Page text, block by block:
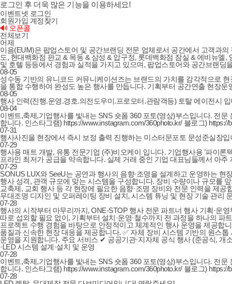
로그인 후 더욱 많은 기능을 이용하세요!
이벤트넷 로그인
회원가입 계정찾기
🔊 오픈콜
전체보기
어제
이음(EUM)은 팝업스토어 및 공간브랜딩 전문 업체로서 공간에서 고객과
도, 현대백화점 판교 & 목동 & 삼성 & 압구정, 롯데백화점 잠실 & 에비뉴엘
및 호텔 등등에서 경험과 실적을 가지고 있으며, 팝업스토어와 공간브랜
08-05
성수동 기반의 유니코드 커뮤니케이션즈는 브랜드의 가치를 감각적으로
을 통합 수행하여 완성도 높은 행사를 만듭니다. 기획부터 공간연출 현장
08-05
행사 인력(진행.운영.경호.의전도우미.프로모터.관람객등) 토탈 에이전시
08-04
이벤트,축제,기업행사를 빛내는 SNS 숏폼 360 포토(영상)부스입니다. 전
합니다. 인스타그램) https://www.instagram.com/360photo.kr/ 블로그)
07-31
행사사진을 현장에서 즉시 보정 출력 진행하는 미스터문포토 문성준실장
07-29
행사용 매트 개발, 유통 전문기업 (주)비오케이 입니다. 기업행사용 '파이
프라인 최저가 공급을 약속합니다. 실제 거래 중인 기업 대표님들께서 아
07-29
SONUS LUX와 SeeU는 공연과 행사의 음향·조명을 설계하고 운영하는
행사 성격, 관객 규모에 맞는 시스템을 구성합니다. 장비 수량이나 규모를
교축제, 교회 행사 등 각 현장에 필요한 음향·조명 장비와 전문 인력을 제
무대조명 디자인 및 오퍼레이팅 장비 설치, 시스템 튜닝 및 현장 기술 관리
07-28
행사의 시작부터 마무리까지, ONE-STOP 행사 전문 파트너 행사 기획·운
따로 섭외할 필요 없이, 기획부터 설치·운영·철수까지 전 과정을 하나의
프로젝트 수행 경험을 바탕으로 안정적이고 체계적인 행사 운영을 제공합
품질과 신속한 현장 대응을 제공합니다. ✅ 자체 장비 시스템 기반의 원스
운영을 지원합니다. 주요 서비스 ✔ 공공기관·지자체 공식 행사 (준공식, 개
·LED 시스템 설계·설치 및 운영
07-28
이벤트,축제,기업행사를 빛내는 SNS 숏폼 360 포토(영상)부스입니다. 전
합니다. 인스타그램) https://www.instagram.com/360photo.kr/ 블로그)
07-28